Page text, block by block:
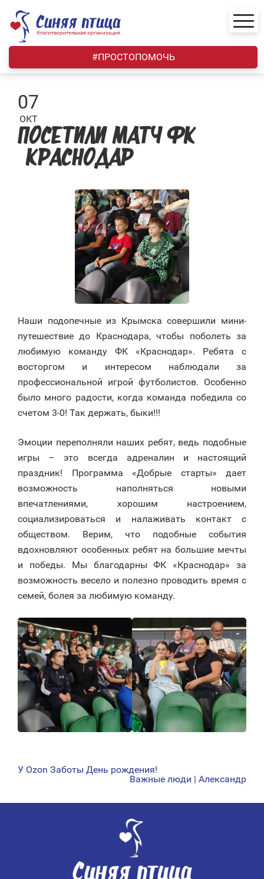
content
#ПРОСТОПОМОЧЬ
07
ОКТ
ПОСЕТИЛИ МАТЧ ФК
«КРАСНОДАР»
Наши подопечные из Крымска совершили мини-
путешествие до Краснодара, чтобы поболеть за
любимую команду ФК «Краснодар». Ребята с
восторгом и интересом наблюдали за
профессиональной игрой футболистов. Особенно
было много радости, когда команда победила со
счетом 3-0! Так держать, быки!!!
Эмоции переполняли наших ребят, ведь подобные
игры – это всегда адреналин и настоящий
праздник! Программа «Добрые старты» дает
возможность наполняться новыми
впечатлениями, хорошим настроением,
социализироваться и налаживать контакт с
обществом. Верим, что подобные события
вдохновляют особенных ребят на большие мечты
и победы. Мы благодарны ФК «Краснодар» за
возможность весело и полезно проводить время с
семей, болея за любимую команду.
НАВИГАЦИЯ
У Ozon Заботы День рождения!
Важные люди | Александр